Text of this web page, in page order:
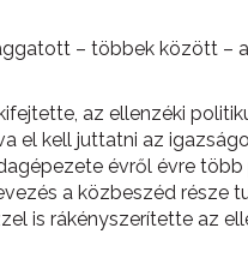
– többek között –
az ellenzéki
el kell juttatni az
évről évre
a közbeszéd része
is rákényszerítette az